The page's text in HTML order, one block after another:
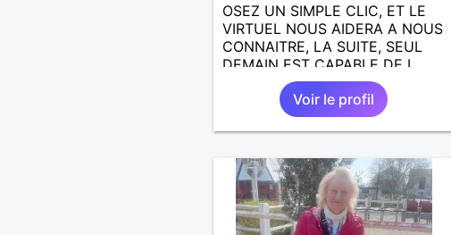
OSEZ UN SIMPLE CLIC, ET LE
VIRTUEL NOUS AIDERA A NOUS
CONNAITRE, LA SUITE, SEUL
DEMAIN EST CAPABLE DE L
ECRIRE; J AIMERAIS
RENCONTRER, LA COMPLICITE,
LE PARTAGE DES BELLES
CHOSES DE LA VIE : BALADES,
AILLEURS. ETRE A L ECOUTE
DE L AUTRE, ET LA VIE SERA
PLUS BELLE
ENCORE.....................
Voir le profil